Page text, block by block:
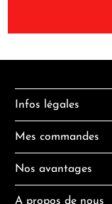
Infos légales
Mes commandes
Nos avantages
A propos de nous